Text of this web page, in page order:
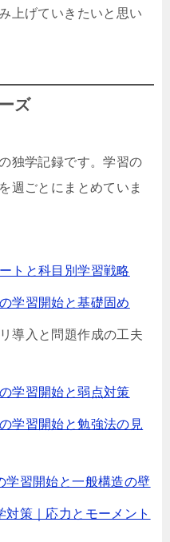
上げていきたいと思い
ズ
独学記録です。学習の
週ごとにまとめていま
トと科目別学習戦略
学習開始と基礎固め
導入と問題作成の工夫
学習開始と弱点対策
学習開始と勉強法の見
学習開始と一般構造の壁
策｜応力とモーメント